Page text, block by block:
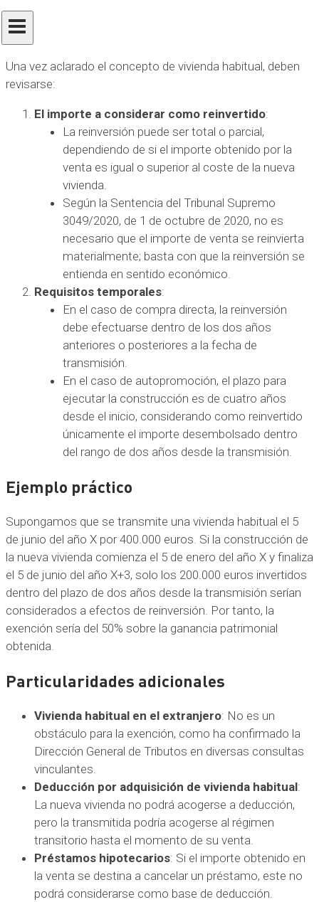
Importe reinvertido y requisitos
temporales
Una vez aclarado el concepto de vivienda habitual, deben
revisarse:
El importe a considerar como reinvertido:
La reinversión puede ser total o parcial,
dependiendo de si el importe obtenido por la
venta es igual o superior al coste de la nueva
vivienda.
Según la Sentencia del Tribunal Supremo
3049/2020, de 1 de octubre de 2020, no es
necesario que el importe de venta se reinvierta
materialmente; basta con que la reinversión se
entienda en sentido económico.
Requisitos temporales:
En el caso de compra directa, la reinversión
debe efectuarse dentro de los dos años
anteriores o posteriores a la fecha de
transmisión.
En el caso de autopromoción, el plazo para
ejecutar la construcción es de cuatro años
desde el inicio, considerando como reinvertido
únicamente el importe desembolsado dentro
del rango de dos años desde la transmisión.
Ejemplo práctico
Supongamos que se transmite una vivienda habitual el 5
de junio del año X por 400.000 euros. Si la construcción de
la nueva vivienda comienza el 5 de enero del año X y finaliza
el 5 de junio del año X+3, solo los 200.000 euros invertidos
dentro del plazo de dos años desde la transmisión serían
considerados a efectos de reinversión. Por tanto, la
exención sería del 50% sobre la ganancia patrimonial
obtenida.
Particularidades adicionales
Vivienda habitual en el extranjero: No es un
obstáculo para la exención, como ha confirmado la
Dirección General de Tributos en diversas consultas
vinculantes.
Deducción por adquisición de vivienda habitual:
La nueva vivienda no podrá acogerse a deducción,
pero la transmitida podría acogerse al régimen
transitorio hasta el momento de su venta.
Préstamos hipotecarios: Si el importe obtenido en
la venta se destina a cancelar un préstamo, este no
podrá considerarse como base de deducción.